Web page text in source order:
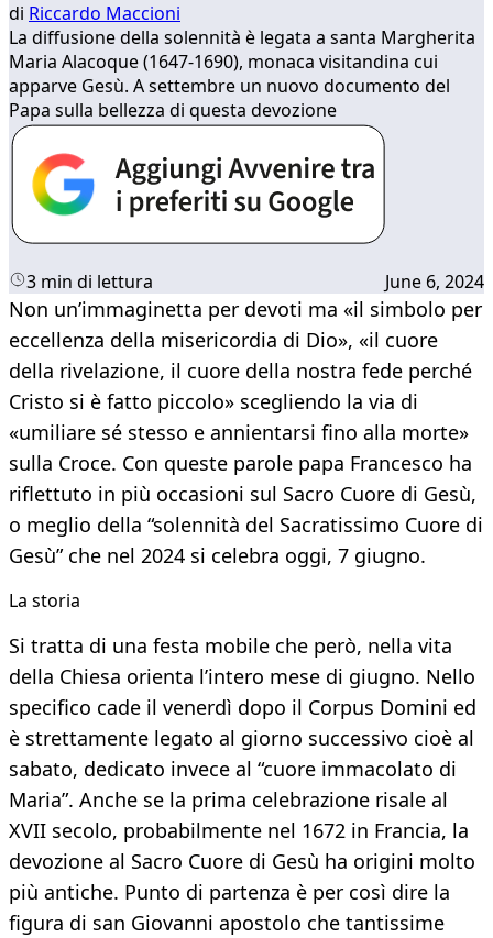
di Riccardo Maccioni
La diffusione della solennità è legata a santa Margherita
Maria Alacoque (1647-1690), monaca visitandina cui
apparve Gesù. A settembre un nuovo documento del
Papa sulla bellezza di questa devozione
3 min di lettura June 6, 2024
Non un’immaginetta per devoti ma «il simbolo per
eccellenza della misericordia di Dio», «il cuore
della rivelazione, il cuore della nostra fede perché
Cristo si è fatto piccolo» scegliendo la via di
«umiliare sé stesso e annientarsi fino alla morte»
sulla Croce. Con queste parole papa Francesco ha
riflettuto in più occasioni sul Sacro Cuore di Gesù,
o meglio della “solennità del Sacratissimo Cuore di
Gesù” che nel 2024 si celebra oggi, 7 giugno.
La storia
Si tratta di una festa mobile che però, nella vita
della Chiesa orienta l’intero mese di giugno. Nello
specifico cade il venerdì dopo il Corpus Domini ed
è strettamente legato al giorno successivo cioè al
sabato, dedicato invece al “cuore immacolato di
Maria”. Anche se la prima celebrazione risale al
XVII secolo, probabilmente nel 1672 in Francia, la
devozione al Sacro Cuore di Gesù ha origini molto
più antiche. Punto di partenza è per così dire la
figura di san Giovanni apostolo che tantissime